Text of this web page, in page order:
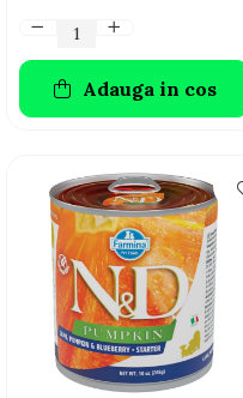
Adauga in cos